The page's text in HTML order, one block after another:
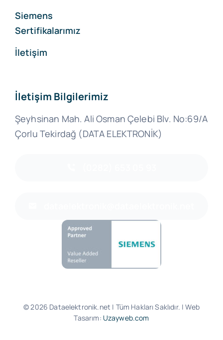
Siemens
Sertifikalarımız
İletişim
İletişim Bilgilerimiz
Şeyhsinan Mah. Ali Osman Çelebi Blv. No:69/A
Çorlu Tekirdağ (DATA ELEKTRONİK)
© 2026 Dataelektronik.net | Tüm Hakları Saklıdır. | Web
Tasarım: Uzayweb.com